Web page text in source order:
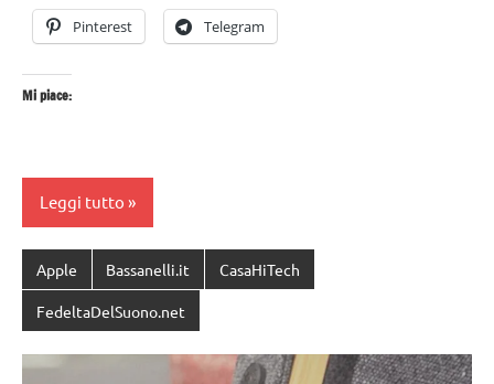
Pinterest Telegram
Mi piace:
Leggi tutto
Apple Bassanelli.it CasaHiTech
FedeltaDelSuono.net